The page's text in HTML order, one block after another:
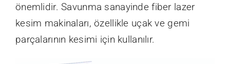
önemlidir. Savunma sanayinde fiber lazer
kesim makinaları, özellikle uçak ve gemi
parçalarının kesimi için kullanılır.